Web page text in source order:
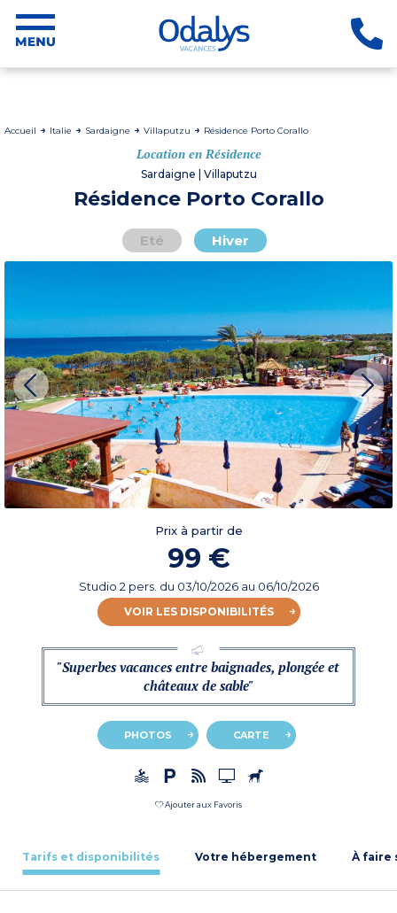
Accueil Italie Sardaigne Villaputzu Résidence Porto Corallo
Location en Résidence
Sardaigne | Villaputzu
Résidence Porto Corallo
Eté Hiver
Prix à partir de
99 €
Studio 2 pers. du 03/10/2026au 06/10/2026
VOIR LES DISPONIBILITÉS
"Superbes vacances entre baignades, plongée et
châteaux de sable"
PHOTOS CARTE
Ajouter aux Favoris
Tarifs et disponibilités Votre hébergement À faire